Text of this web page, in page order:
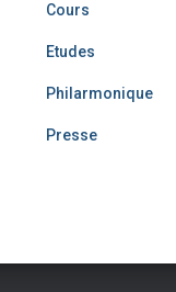
Cours
Etudes
Philarmonique
Presse